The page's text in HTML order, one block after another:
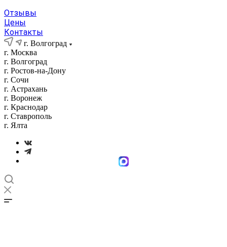
Отзывы
Цены
Контакты
г. Волгоград
г. Москва
г. Волгоград
г. Ростов-на-Дону
г. Сочи
г. Астрахань
г. Воронеж
г. Краснодар
г. Ставрополь
г. Ялта